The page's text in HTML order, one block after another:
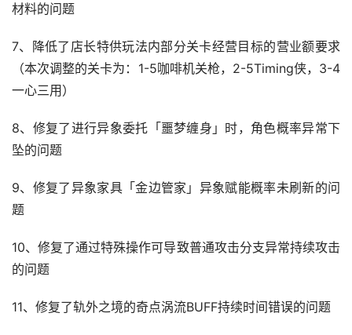
材料的问题
7、降低了店长特供玩法内部分关卡经营目标的营业额要求
（本次调整的关卡为：1-5咖啡机关枪，2-5Timing侠，3-4
一心三用）
8、修复了进行异象委托「噩梦缠身」时，角色概率异常下
坠的问题
9、修复了异象家具「金边管家」异象赋能概率未刷新的问
题
10、修复了通过特殊操作可导致普通攻击分支异常持续攻击
的问题
11、修复了轨外之境的奇点涡流BUFF持续时间错误的问题